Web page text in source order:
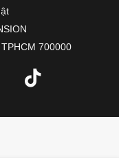
700000